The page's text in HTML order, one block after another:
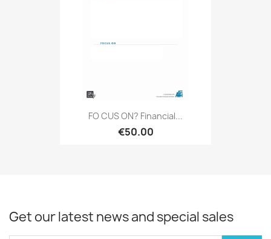
FO CUS ON? Financial...
€50.00
Get our latest news and special sales